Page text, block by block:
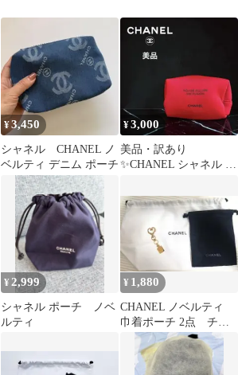
¥3,450
シャネル CHANEL ノ
ベルティ デニム ポーチ
¥3,000
美品・訳あり
✨CHANEL シャネル ノ
ルージュ
¥ 2,999
シャネル ポーチ ノベ
ルティ
¥ 1,880
CHANEL ノベルティ
巾着ポーチ 2点 チャ
ームセット ホワイト ブ
ラック